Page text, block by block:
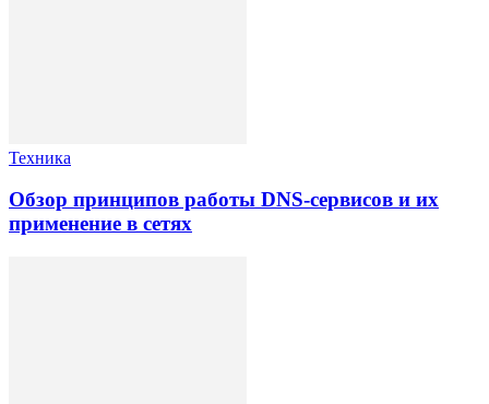
Техника
Обзор принципов работы DNS-сервисов и их
применение в сетях